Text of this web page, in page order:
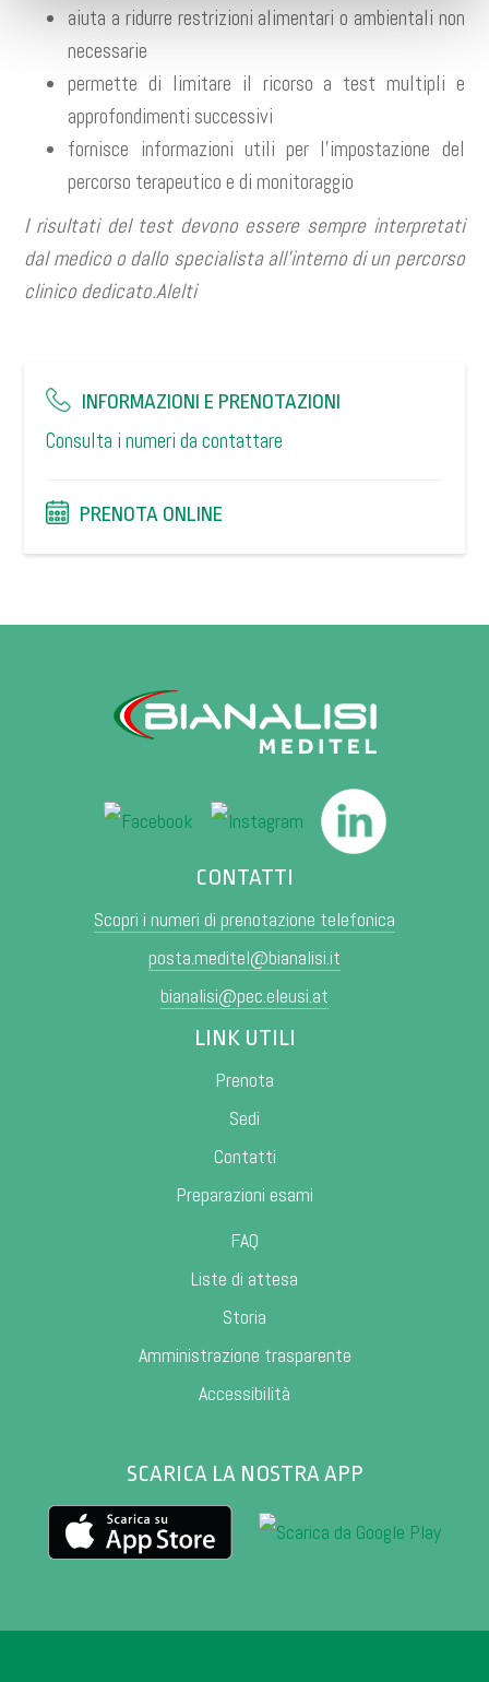
aiuta a ridurre restrizioni alimentari o ambientali non
necessarie
permette di limitare il ricorso a test multipli e
approfondimenti successivi
fornisce informazioni utili per l’impostazione del
percorso terapeutico e di monitoraggio
I risultati del test devono essere sempre interpretati
dal medico o dallo specialista all’interno di un percorso
clinico dedicato.Alelti
INFORMAZIONI E PRENOTAZIONI
Consulta i numeri da contattare
PRENOTA ONLINE
CONTATTI
Scopri i numeri di prenotazione telefonica
posta.meditel@bianalisi.it
bianalisi@pec.eleusi.at
LINK UTILI
Prenota
Sedi
Contatti
Preparazioni esami
FAQ
Liste di attesa
Storia
Amministrazione trasparente
Accessibilità
SCARICA LA NOSTRA APP